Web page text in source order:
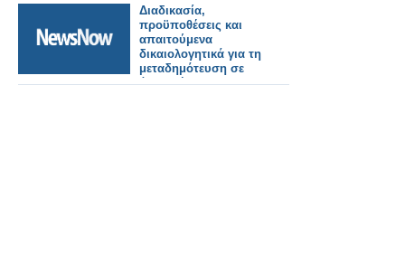
Διαδικασία,
προϋποθέσεις και
απαιτούμενα
δικαιολογητικά για τη
μεταδημότευση σε
άλλο Δήμο